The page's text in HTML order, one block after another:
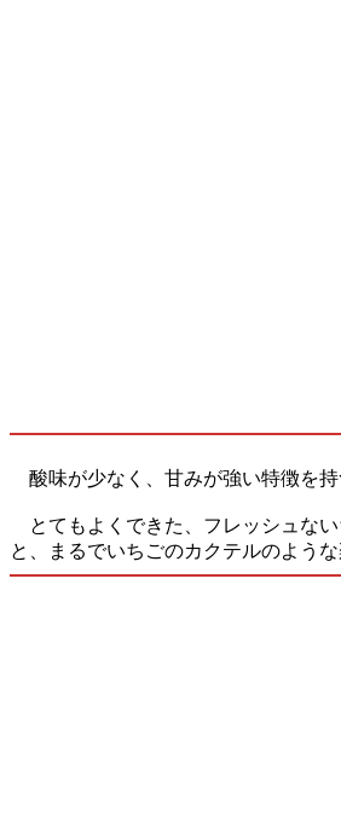
酸味が少なく、甘みが強い特徴を
とてもよくできた、フレッシュな
と、まるでいちごのカクテルのよう